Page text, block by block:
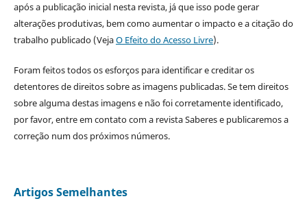
após a publicação inicial nesta revista, já que isso pode gerar
alterações produtivas, bem como aumentar o impacto e a citação do
trabalho publicado (VejaO Efeito do Acesso Livre).
Foram feitos todos os esforços para identificar e creditar os
detentores de direitos sobre as imagens publicadas. Se tem direitos
sobre alguma destas imagens e não foi corretamente identificado,
por favor, entre em contato com a revista Saberes e publicaremos a
correção num dos próximos números.
Artigos Semelhantes